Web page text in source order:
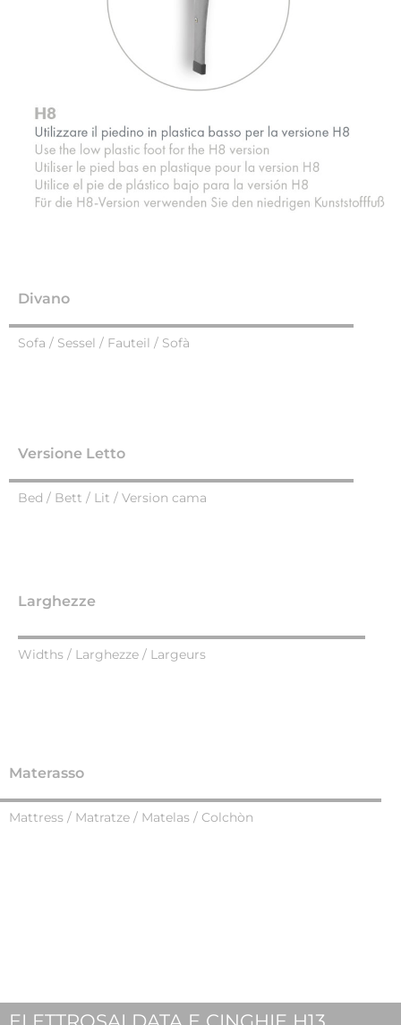
Divano
Sofa / Sessel / Fauteil / Sofà
Versione Letto
Bed / Bett / Lit / Version cama
Larghezze
Widths / Larghezze / Largeurs
Materasso
Mattress / Matratze / Matelas / Colchòn